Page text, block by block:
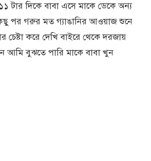
টার দিকে বাবা এসে মাকে ডেকে অন্য
পর গরুর মত গ্যাঙানির আওয়াজ শুনে
চেষ্টা করে দেখি বাইরে থেকে দরজায়
আমি বুঝতে পারি মাকে বাবা খুন